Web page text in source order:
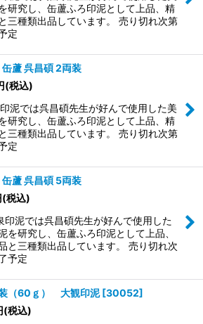
絞り込む
研究し、缶蘆ふろ印泥として上品、精
三種類出品しています。 売り切れ次第
定
缶蘆 呉昌碩 2両装
(税込)
泥では呉昌碩先生が好んで使用した美
研究し、缶蘆ふろ印泥として上品、精
三種類出品しています。 売り切れ次第
定
缶蘆 呉昌碩 5両装
(税込)
印泥では呉昌碩先生が好んで使用した
を研究し、缶蘆ふろ印泥として上品、
と三種類出品しています。 売り切れ次
予定
（60ｇ） 大観印泥 [30052]
(税込)